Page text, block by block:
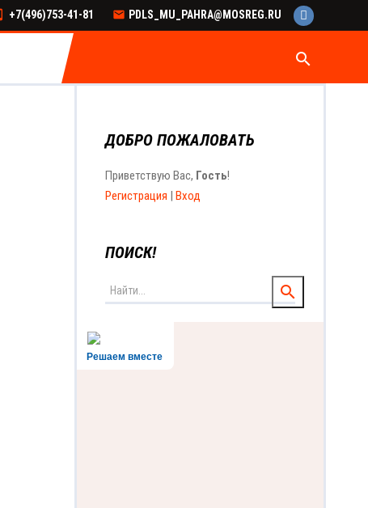
+7(496)753-41-81 PDLS_MU_PAHRA@MOSREG.RU
search
ДОБРО ПОЖАЛОВАТЬ
Приветствую Вас, Гость!
Регистрация | Вход
ПОИСК!
Решаем вместе